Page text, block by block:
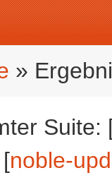
»
Suite:
noble-